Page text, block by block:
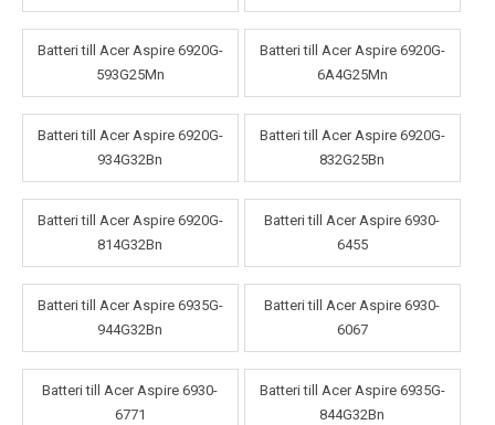
Batteri till Acer Aspire 6920G-
593G25Mn
Batteri till Acer Aspire 6920G-
6A4G25Mn
Batteri till Acer Aspire 6920G-
934G32Bn
Batteri till Acer Aspire 6920G-
832G25Bn
Batteri till Acer Aspire 6920G-
814G32Bn
Batteri till Acer Aspire 6930-
6455
Batteri till Acer Aspire 6935G-
944G32Bn
Batteri till Acer Aspire 6930-
6067
Batteri till Acer Aspire 6930-
6771
Batteri till Acer Aspire 6935G-
844G32Bn